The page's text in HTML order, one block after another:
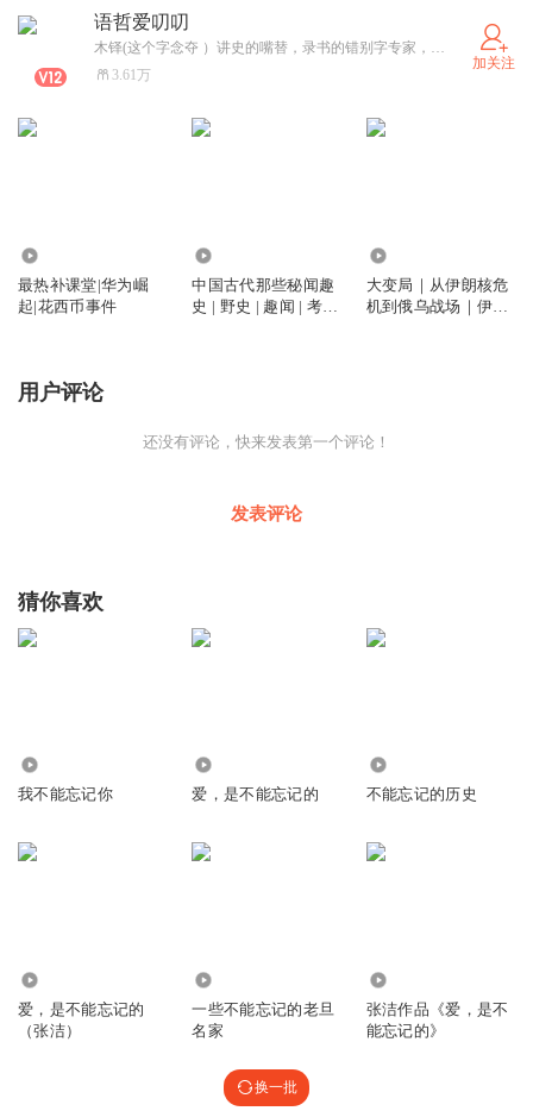
语哲爱叨叨
木铎(这个字念夺 ）讲史的嘴替，录书的错别字专家，非著名文史演播者以及著名拉偏架逗比~~大宇、良辰周、听风的蚕是我偶像，不解释，谢谢
3.61万
加关注
最热补课堂|华为崛
起|花西币事件
中国古代那些秘闻趣
史 | 野史 | 趣闻 | 考古
大变局｜从伊朗核危
机到俄乌战场｜伊朗
用户评论
还没有评论，快来发表第一个评论！
发表评论
猜你喜欢
我不能忘记你 爱，是不能忘记的 不能忘记的历史
爱，是不能忘记的
（张洁）
一些不能忘记的老旦
名家
张洁作品《爱，是不
能忘记的》
换一批